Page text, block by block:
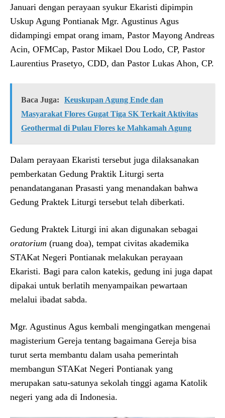
Januari dengan perayaan syukur Ekaristi dipimpin
Uskup Agung Pontianak Mgr. Agustinus Agus
didampingi empat orang imam, Pastor Mayong Andreas
Acin, OFMCap, Pastor Mikael Dou Lodo, CP, Pastor
Laurentius Prasetyo, CDD, dan Pastor Lukas Ahon, CP.
Baca Juga:
Keuskupan Agung Ende dan
Masyarakat Flores Gugat Tiga SK Terkait Aktivitas
Geothermal di Pulau Flores ke Mahkamah Agung
Dalam perayaan Ekaristi tersebut juga dilaksanakan
pemberkatan Gedung Praktik Liturgi serta
penandatanganan Prasasti yang menandakan bahwa
Gedung Praktek Liturgi tersebut telah diberkati.
Gedung Praktek Liturgi ini akan digunakan sebagai
oratorium (ruang doa), tempat civitas akademika
STAKat Negeri Pontianak melakukan perayaan
Ekaristi. Bagi para calon katekis, gedung ini juga dapat
dipakai untuk berlatih menyampaikan pewartaan
melalui ibadat sabda.
Mgr. Agustinus Agus kembali mengingatkan mengenai
magisterium Gereja tentang bagaimana Gereja bisa
turut serta membantu dalam usaha pemerintah
membangun STAKat Negeri Pontianak yang
merupakan satu-satunya sekolah tinggi agama Katolik
negeri yang ada di Indonesia.